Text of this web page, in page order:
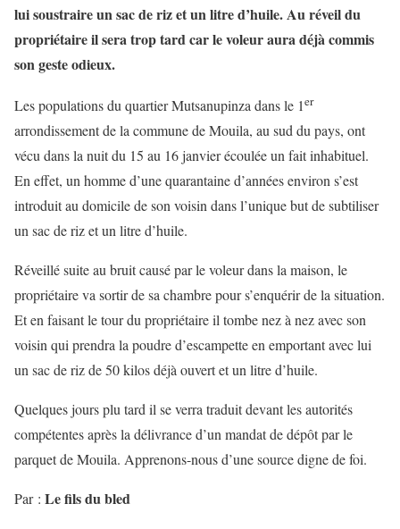
lui soustraire un sac de riz et un litre d’huile. Au réveil du
propriétaire il sera trop tard car le voleur aura déjà commis
son geste odieux.
Les populations du quartier Mutsanupinza dans le 1er
arrondissement de la commune de Mouila, au sud du pays, ont
vécu dans la nuit du 15 au 16 janvier écoulée un fait inhabituel.
En effet, un homme d’une quarantaine d’années environ s’est
introduit au domicile de son voisin dans l’unique but de subtiliser
un sac de riz et un litre d’huile.
Réveillé suite au bruit causé par le voleur dans la maison, le
propriétaire va sortir de sa chambre pour s’enquérir de la situation.
Et en faisant le tour du propriétaire il tombe nez à nez avec son
voisin qui prendra la poudre d’escampette en emportant avec lui
un sac de riz de 50 kilos déjà ouvert et un litre d’huile.
Quelques jours plu tard il se verra traduit devant les autorités
compétentes après la délivrance d’un mandat de dépôt par le
parquet de Mouila. Apprenons-nous d’une source digne de foi.
Par : Le fils du bled